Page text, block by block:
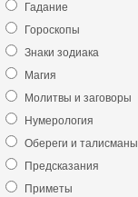
Гадание
Гороскопы
Знаки зодиака
Магия
Молитвы и заговоры
Нумерология
Обереги и талисманы
Предсказания
Приметы